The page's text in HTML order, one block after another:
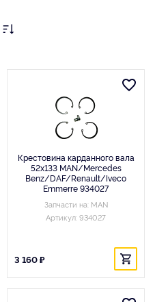
Крестовина карданного вала
52x133 MAN/Mercedes
Benz/DAF/Renault/Iveco
Emmerre 934027
Запчасти на: MAN
Артикул: 934027
3 160 ₽